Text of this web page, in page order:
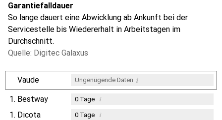
Garantiefalldauer
So lange dauert eine Abwicklung ab Ankunft bei der
Servicestelle bis Wiedererhalt in Arbeitstagen im
Durchschnitt.
Quelle: Digitec Galaxus
Vaude Ungenügende Daten i
1. Bestway 0Tage i
1. Dicota 0Tage i